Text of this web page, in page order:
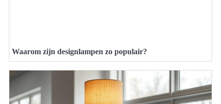
Waarom zijn designlampen zo populair?